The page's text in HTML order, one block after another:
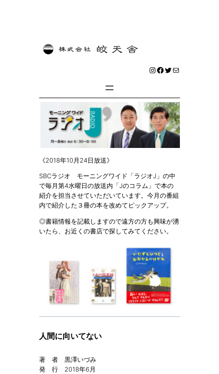
Instagram
Facebook
Twitter
メール
《2018年10月24日放送》
SBCラジオ モーニングワイド「ラジオJ」の中
で毎月第4水曜日の放送内「Jのコラム」で本の
紹介を担当させていただいています。今月の番組
内で紹介した３冊の本を改めてピックアップ。
◎書籍情報を記載しますので遠方の方も興味が湧
いたら、お近くの書店で探してみてください。
人間に向いてない
著 者 黒澤いづみ
発 行 2018年6月